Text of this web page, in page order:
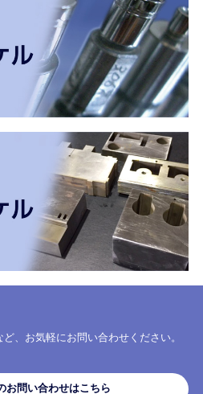
、お気軽にお問い合わせください。
お問い合わせはこちら